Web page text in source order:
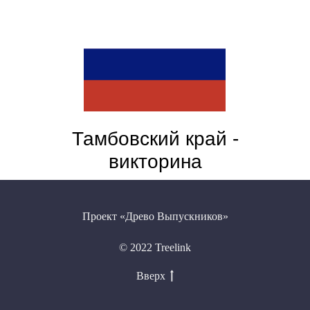
Тамбовский край -
викторина
Проект «Древо Выпускников»
© 2022 Treelink
Вверх